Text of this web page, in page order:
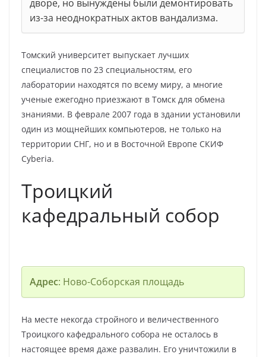
дворе, но вынуждены были демонтировать
из-за неоднократных актов вандализма.
Томский университет выпускает лучших
специалистов по 23 специальностям, его
лаборатории находятся по всему миру, а многие
ученые ежегодно приезжают в Томск для обмена
знаниями. В феврале 2007 года в здании установили
один из мощнейших компьютеров, не только на
территории СНГ, но и в Восточной Европе СКИФ
Cyberia.
Троицкий
кафедральный собор
Адрес: Ново-Соборская площадь
На месте некогда стройного и величественного
Троицкого кафедрального собора не осталось в
настоящее время даже развалин. Его уничтожили в